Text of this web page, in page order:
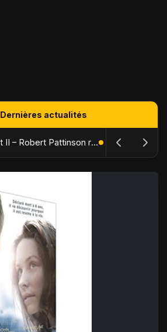
Dernières actualités
The Batman : Part II – Robert Pattinson replonge dans les ténèbres de Gotham dès octobre 2027